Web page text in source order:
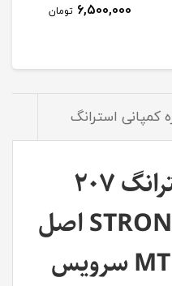
6,500,000 تومان
کمپانی استرانگ
سوهان برقی استرانگ ۲۰۷
اورجینال STRONG 207 اصل